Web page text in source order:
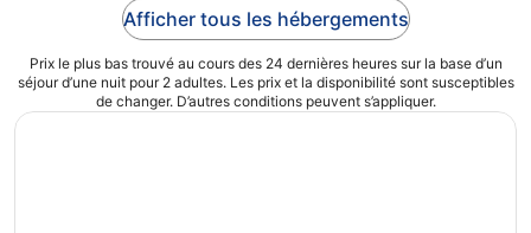
Afficher tous les hébergements
Prix le plus bas trouvé au cours des 24 dernières heures sur la base d’un
séjour d’une nuit pour 2 adultes. Les prix et la disponibilité sont susceptibles
de changer. D’autres conditions peuvent s’appliquer.